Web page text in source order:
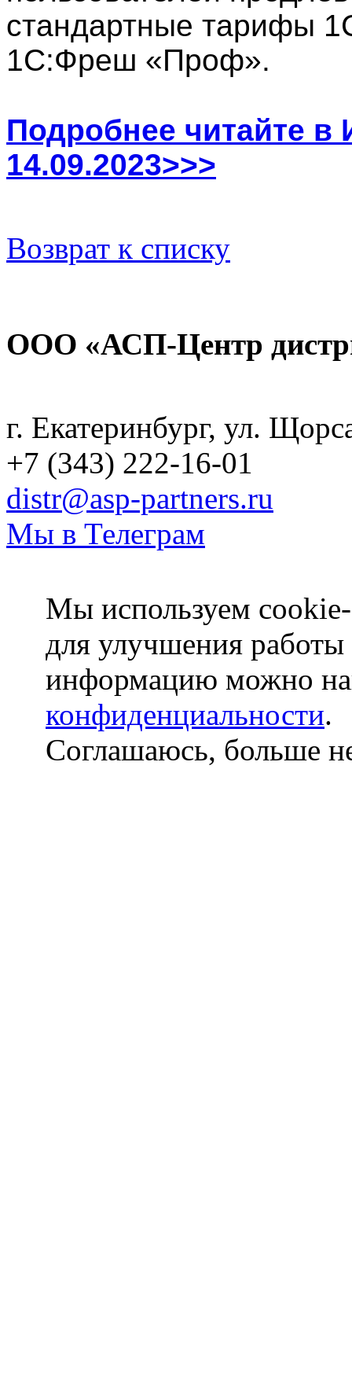
стандартные тарифы
1С:Фреш «Проф».
Подробнее читайте в
14.09.2023>>>
Возврат к списку
ООО «АСП-Центр
г. Екатеринбург, ул.
+7 (343) 222-16-01
distr@asp-partners.ru
Мы в Телеграм
Мы используем
для улучшения
информацию можно
конфиденциальности.
Соглашаюсь, больше